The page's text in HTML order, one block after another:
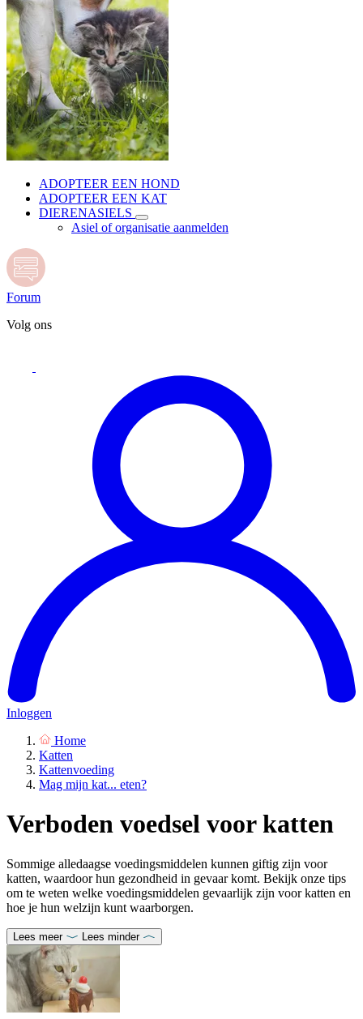
ADOPTEER EEN HOND
ADOPTEER EEN KAT
DIERENASIELS
Asiel of organisatie aanmelden
Forum
Volg ons
Inloggen
Home
Katten
Kattenvoeding
Mag mijn kat... eten?
Verboden voedsel voor katten
Sommige alledaagse voedingsmiddelen kunnen giftig zijn voor
katten, waardoor hun gezondheid in gevaar komt. Bekijk onze tips
om te weten welke voedingsmiddelen gevaarlijk zijn voor katten en
hoe je hun welzijn kunt waarborgen.
Lees meer Lees minder